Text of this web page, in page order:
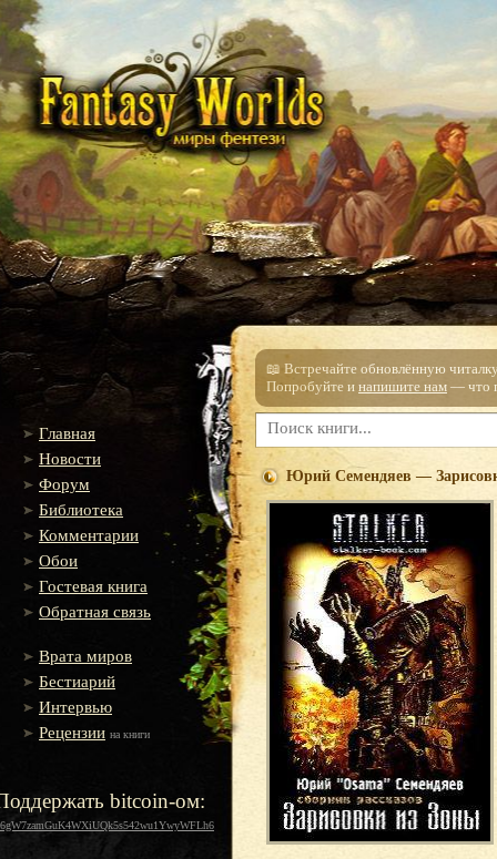
Главная
Новости
Форум
Библиотека
Комментарии
Обои
Гостевая книга
Обратная связь
Врата миров
Бестиарий
Интервью
Рецензии на книги
bitcoin-ом:
📖 Встречайте обновлённую
Попробуйте и напишите нам — что
Юрий Семендяев —